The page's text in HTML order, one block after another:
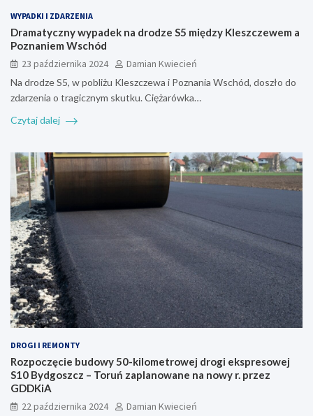
WYPADKI I ZDARZENIA
Dramatyczny wypadek na drodze S5 między Kleszczewem a
Poznaniem Wschód
23 października 2024
Damian Kwiecień
Na drodze S5, w pobliżu Kleszczewa i Poznania Wschód, doszło do
zdarzenia o tragicznym skutku. Ciężarówka…
Czytaj dalej
DROGI I REMONTY
Rozpoczęcie budowy 50-kilometrowej drogi ekspresowej
S10 Bydgoszcz – Toruń zaplanowane na nowy r. przez
GDDKiA
22 października 2024
Damian Kwiecień